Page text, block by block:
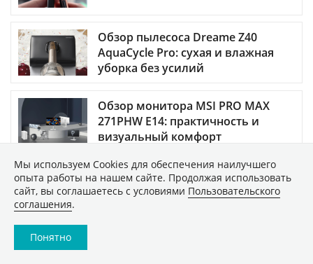
Обзор пылесоса Dreame Z40
AquaCycle Pro: сухая и влажная
уборка без усилий
Обзор монитора MSI PRO MAX
271PHW E14: практичность и
визуальный комфорт
ПОКАЗАТЬ ЕЩЕ
Мы используем Сookies для обеспечения наилучшего
опыта работы на нашем сайте. Продолжая использовать
сайт, вы соглашаетесь с условиями Пользовательского
соглашения.
Понятно